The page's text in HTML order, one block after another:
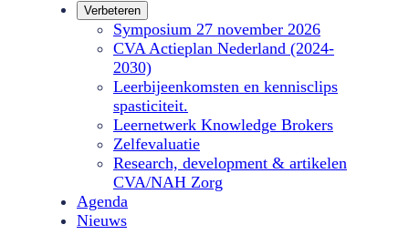
Verbeteren
Symposium 27 november 2026
CVA Actieplan Nederland (2024-
2030)
Leerbijeenkomsten en kennisclips
spasticiteit.
Leernetwerk Knowledge Brokers
Zelfevaluatie
Research, development & artikelen
CVA/NAH Zorg
Agenda
Nieuws